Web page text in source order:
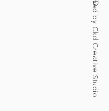
Web Designed by Ckd Creative Studio